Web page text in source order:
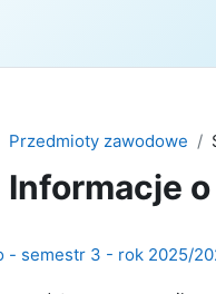
Przedmioty zawodowe
Informacje
- semestr 3 - rok 2025/